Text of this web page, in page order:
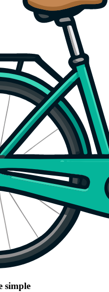
simple